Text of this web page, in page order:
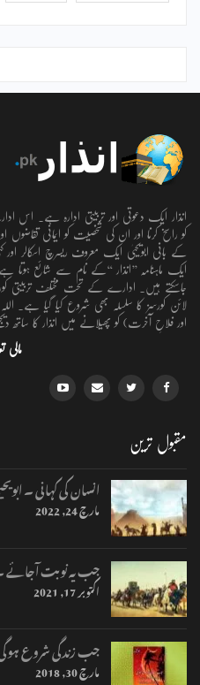
انذار ایک دعوتی اور تربیتی ادارہ ہے۔ اس
کو راسخ کرنا اور ان کی شخصیت کو ایمانی
کے بانی ابویحییٰ ایک معروف ریسرچ اسکالر
ایک ماہنامہ ’’انذار ‘‘کے نام سے شائع
جاسکتے ہیں۔ ادارے کے تحت مختلف تربیتی
لائن کورسز کا سلسلہ بھی شروع کیا گیا ہے۔
اور فلاحِ آخرت) کو پھیلانے میں انذار کا ساتھ
مالی
مقبول ترین
انسان کی کہانی ۔
مارچ 24, 2022
جب یہ نوبت آجائے
اکتوبر 17, 2021
جب زندگی شروع
مارچ 30, 2018